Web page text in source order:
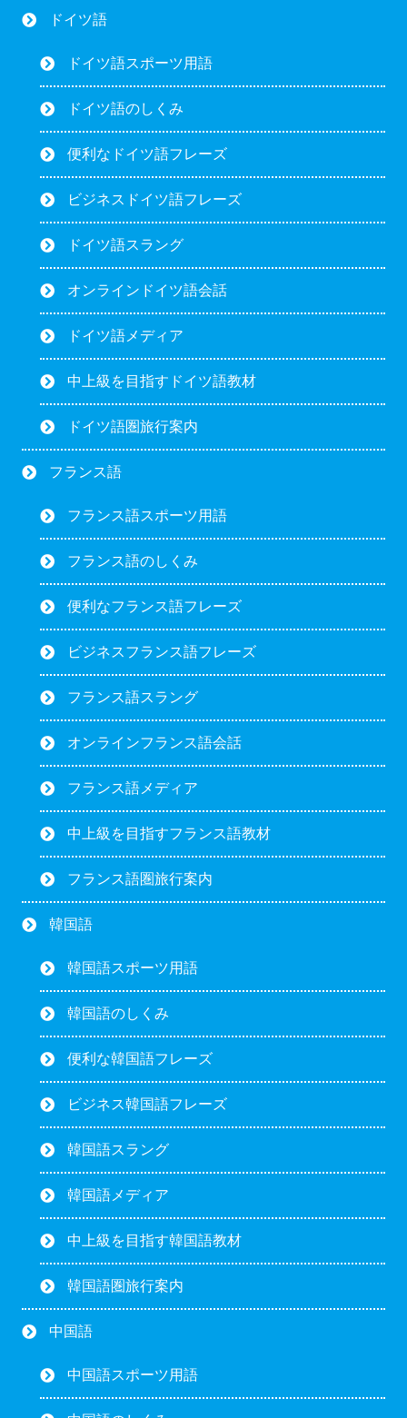
ドイツ語
ドイツ語スポーツ用語
ドイツ語のしくみ
便利なドイツ語フレーズ
ビジネスドイツ語フレーズ
ドイツ語スラング
オンラインドイツ語会話
ドイツ語メディア
中上級を目指すドイツ語教材
ドイツ語圏旅行案内
フランス語
フランス語スポーツ用語
フランス語のしくみ
便利なフランス語フレーズ
ビジネスフランス語フレーズ
フランス語スラング
オンラインフランス語会話
フランス語メディア
中上級を目指すフランス語教材
フランス語圏旅行案内
韓国語
韓国語スポーツ用語
韓国語のしくみ
便利な韓国語フレーズ
ビジネス韓国語フレーズ
韓国語スラング
韓国語メディア
中上級を目指す韓国語教材
韓国語圏旅行案内
中国語
中国語スポーツ用語